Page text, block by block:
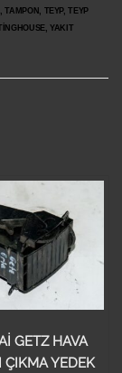
TAMPON, TEYP, TEYP
YAKIT
GETZ HAVA
ÇIKMA YEDEK